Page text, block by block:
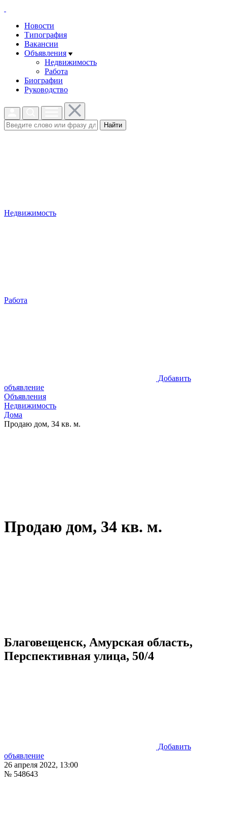
Новости
Типография
Вакансии
Объявления
Недвижимость
Работа
Биографии
Руководство
Найти
Недвижимость
Работа
Добавить
объявление
Объявления
Недвижимость
Дома
Продаю дом, 34 кв. м.
Продаю дом, 34 кв. м.
Благовещенск, Амурская область,
Перспективная улица, 50/4
Добавить
объявление
26 апреля 2022, 13:00
№ 548643